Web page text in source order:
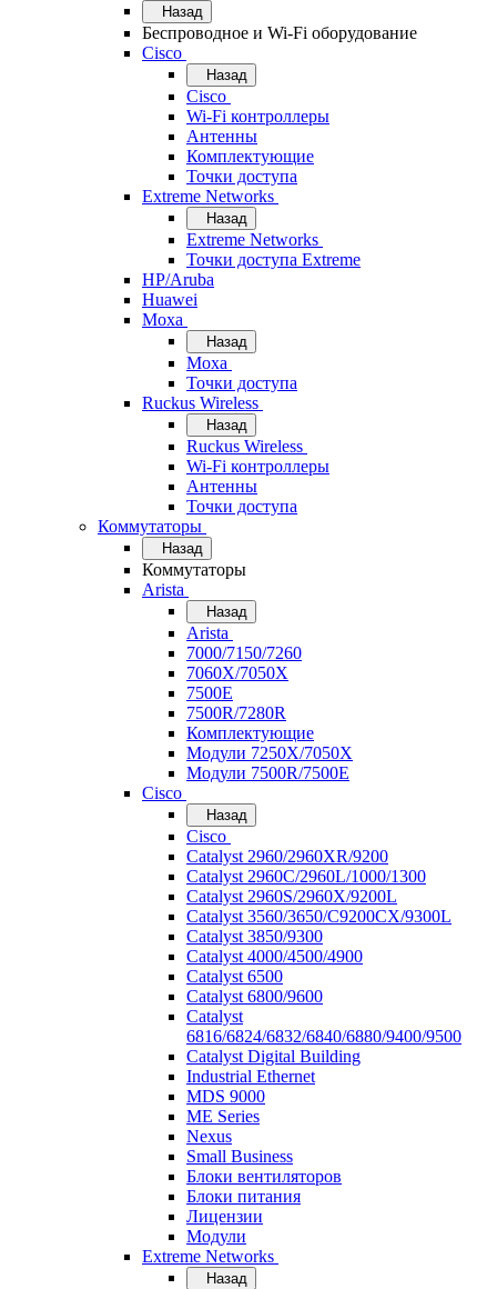
Назад
Беспроводное и Wi-Fi оборудование
Cisco
Назад
Cisco
Wi-Fi контроллеры
Антенны
Комплектующие
Точки доступа
Extreme Networks
Назад
Extreme Networks
Точки доступа Extreme
HP/Aruba
Huawei
Moxa
Назад
Moxa
Точки доступа
Ruckus Wireless
Назад
Ruckus Wireless
Wi-Fi контроллеры
Антенны
Точки доступа
Коммутаторы
Назад
Коммутаторы
Arista
Назад
Arista
7000/7150/7260
7060X/7050X
7500E
7500R/7280R
Комплектующие
Модули 7250X/7050X
Модули 7500R/7500E
Cisco
Назад
Cisco
Catalyst 2960/2960XR/9200
Catalyst 2960C/2960L/1000/1300
Catalyst 2960S/2960X/9200L
Catalyst 3560/3650/C9200CX/9300L
Catalyst 3850/9300
Catalyst 4000/4500/4900
Catalyst 6500
Catalyst 6800/9600
Catalyst
6816/6824/6832/6840/6880/9400/9500
Catalyst Digital Building
Industrial Ethernet
MDS 9000
ME Series
Nexus
Small Business
Блоки вентиляторов
Блоки питания
Лицензии
Модули
Extreme Networks
Назад